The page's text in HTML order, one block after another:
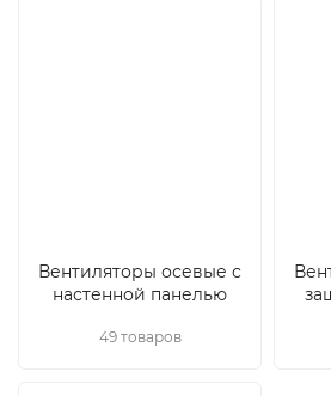
Вентиляторы осевые с
настенной панелью
49 товаров